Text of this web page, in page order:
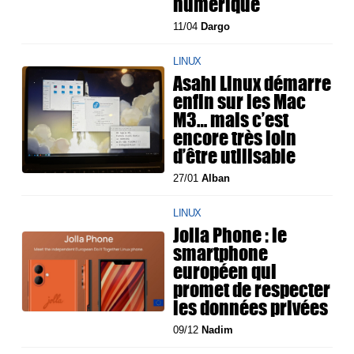
11/04 Dargo
LINUX
Asahi Linux démarre
enfin sur les Mac
M3… mais c’est
encore très loin
d’être utilisable
27/01Alban
LINUX
Jolla Phone : le
smartphone
européen qui
promet de respecter
les données privées
09/12 Nadim